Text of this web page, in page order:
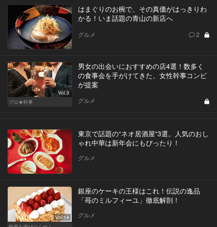
はまぐりのお椀で、その真価がはっきりわ
かる！いま話題の青山の新店へ
グルメ 2
Vol.3
プロ★幹事
男女の出会いにおすすめの店4選！数多く
の食事会を手がけてきた、女性幹事コンビ
が提案
グルメ
東京で話題の“ネオ居酒屋“3選。人気のおし
ゃれ中華は新年会にもぴったり！
グルメ
Vol.14
銀座のケーキの王様はこれ！伝説の逸品
「苺のミルフィーユ」徹底解剖！
グルメ